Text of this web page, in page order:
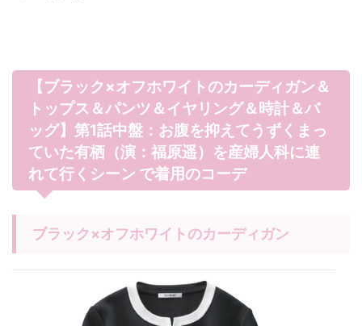
【ブラック×オフホワイトのカーディガン＆
トップス＆パンツ＆イヤリング＆時計＆バ
ッグ】第1話中盤：お腹を抑えてうずくまっ
ていた有栖（演：福原遥）を産婦人科に連
れて行くシーン で着用のコーデ
ブラック×オフホワイトのカーディガン